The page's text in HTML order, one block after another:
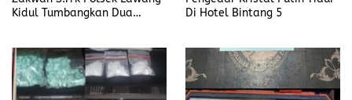
Kidul Tumbangkan Dua
Di Hotel Bintang 5